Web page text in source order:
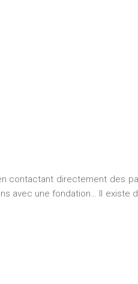
contactant directement des
avec une fondation… Il existe